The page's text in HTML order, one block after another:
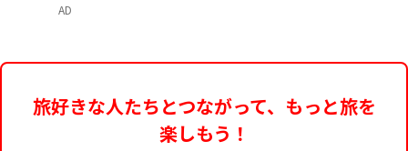
AD
旅好きな人たちとつながって、もっと旅を
楽しもう！